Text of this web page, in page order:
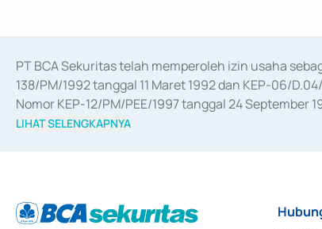
PT BCA Sekuritas telah memperoleh izin usaha
138/PM/1992 tanggal 11 Maret 1992 dan KEP-06/
Nomor KEP-12/PM/PEE/1997 tanggal 24 September
merger, akuisisi, divestasi, dan
LIHAT SELENGKAPNYA